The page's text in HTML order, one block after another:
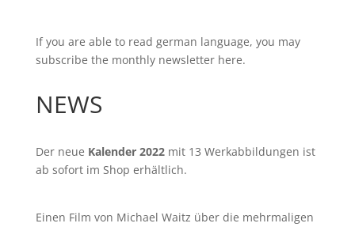
If you are able to read german language, you may
subscribe the monthly newsletter here.
NEWS
Der neue Kalender 2022mit 13 Werkabbildungen ist
ab sofort im Shop erhältlich.
Einen Film von Michael Waitz über die mehrmaligen